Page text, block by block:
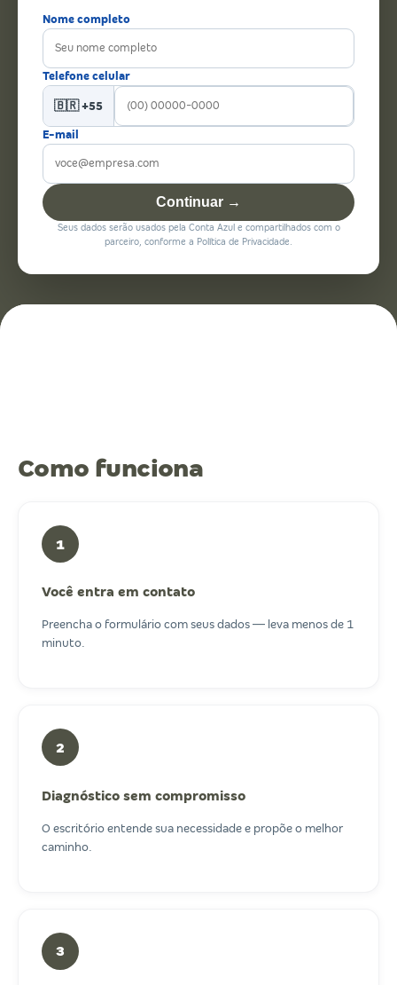
Nome completo
Telefone celular
🇧🇷 +55
E-mail
Continuar →
Seus dados serão usados pela Conta Azul e compartilhados com o
parceiro, conforme a Política de Privacidade.
Como funciona
1
Você entra em contato
Preencha o formulário com seus dados — leva menos de 1
minuto.
2
Diagnóstico sem compromisso
O escritório entende sua necessidade e propõe o melhor
caminho.
3